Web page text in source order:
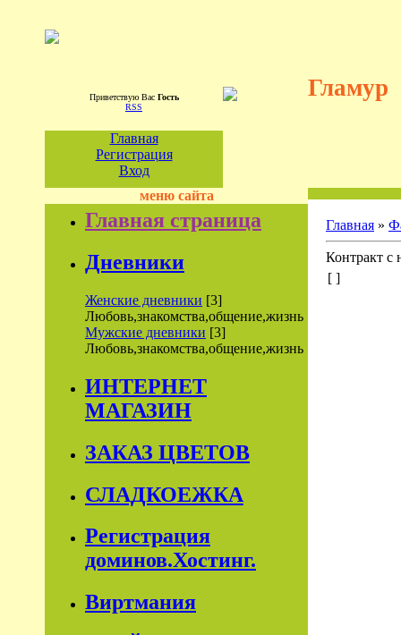
Приветствую Вас Гость
RSS
Гламур
Главная
Регистрация
Вход
меню сайта
Главная страница
Дневники
Женские дневники [3]
Любовь,знакомства,общение,жизнь
Мужские дневники [3]
Любовь,знакомства,общение,жизнь
ИНТЕРНЕТ
МАГАЗИН
ЗАКАЗ ЦВЕТОВ
СЛАДКОЕЖКА
Регистрация
доминов.Хостинг.
Виртмания
Главная »
Контракт с
[ ]